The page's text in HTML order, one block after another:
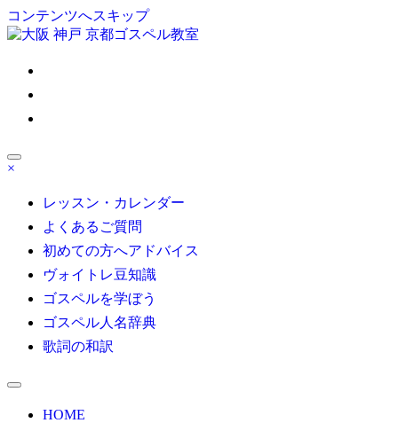
コンテンツへスキップ
ゴスペル 大阪/京都/神戸/東京/名古屋/博多｜Satisfy My Soul
ッスン受付中！自分の声を好きになる
×
レッスン・カレンダー
よくあるご質問
初めての方へアドバイス
ヴォイトレ豆知識
ゴスペルを学ぼう
ゴスペル人名辞典
歌詞の和訳
HOME